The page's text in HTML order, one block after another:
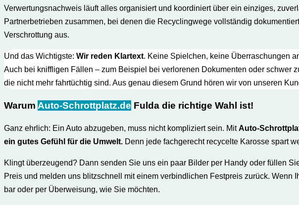
Verwertungs­nachweis läuft alles organisiert und koordiniert über ein einziges,
Partnerbetrieben zusammen, bei denen die Recyclingwege vollständig
Verschrottung aus.
Und das Wichtigste: Wir reden Klartext. Keine Spielchen, keine Überraschungen
Auch bei kniffligen Fällen – zum Beispiel bei verlorenen Dokumenten oder
die nicht mehr fahrtüchtig sind. Aus genau diesem Grund hören wir von unseren
Warum Auto-Schrottplatz.de Fulda die richtige Wahl ist!
Ganz ehrlich: Ein Auto abzugeben, muss nicht kompliziert sein. MitAuto-
ein gutes Gefühl für die Umwelt. Denn jede fachgerecht recycelte Karosse spart
Klingt überzeugend? Dann senden Sie uns ein paar Bilder per Handy oder füllen
Preis und melden uns blitzschnell mit einem verbindlichen Festpreis zurück. Wenn
bar oder per Überweisung, wie Sie möchten.